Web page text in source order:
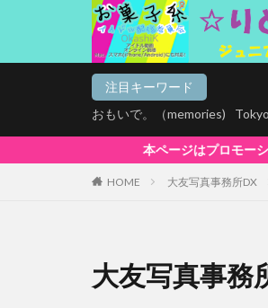
注目キーワード
おもいで。（memories)
プロモーションが含まれています。【お菓
HOME 大友写真事務所DX
大友写真事務